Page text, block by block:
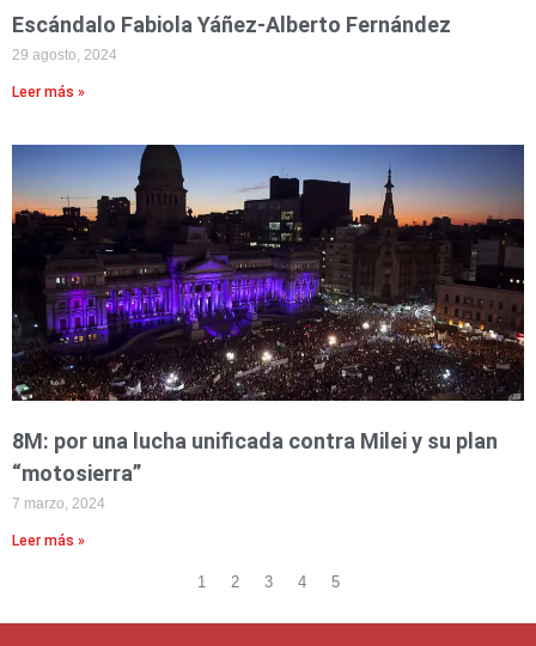
Escándalo Fabiola Yáñez-Alberto Fernández
29 agosto, 2024
Leer más »
8M: por una lucha unificada contra Milei y su plan
“motosierra”
7 marzo, 2024
Leer más »
1 2 3 4 5